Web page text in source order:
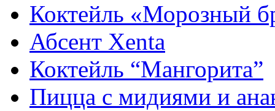
Коктейль «Морозный
Абсент Xenta
Коктейль “Мангорита”
Пицца с мидиями и